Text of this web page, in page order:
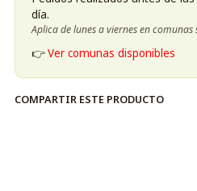
especiales.
día.
Aplica de lunes a viernes en comunas
👉Ver comunas disponibles
COMPARTIR ESTE PRODUCTO